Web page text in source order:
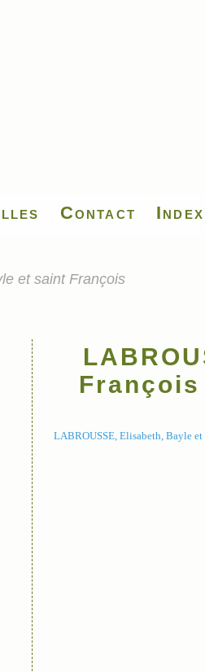
Contact
et saint François
François
LABROUSSE, Elisabeth, Bayle et